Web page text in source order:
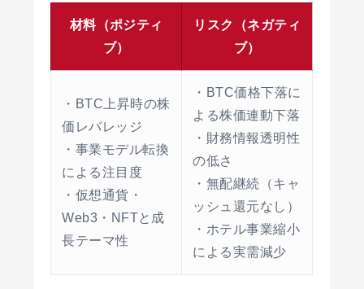
材料（ポジティ
ブ）
リスク（ネガティ
ブ）
・BTC上昇時の株
価レバレッジ
・事業モデル転換
による注目度
・仮想通貨・
Web3・NFTと成
長テーマ性
・BTC価格下落に
よる株価連動下落
・財務情報透明性
の低さ
・無配継続（キャ
ッシュ還元なし）
・ホテル事業縮小
による実需減少